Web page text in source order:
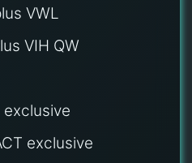
VWL
VIH QW
exclusive
exclusive